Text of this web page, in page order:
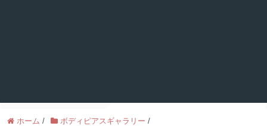
ホーム / ボディピアスギャラリー /